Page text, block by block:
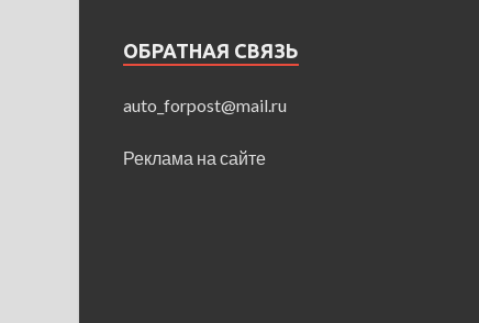
ОБРАТНАЯ СВЯЗЬ
auto_forpost@mail.ru
Реклама на сайте